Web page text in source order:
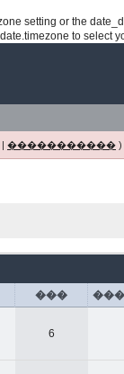
setting or the
to select
| ����������� )
���
6